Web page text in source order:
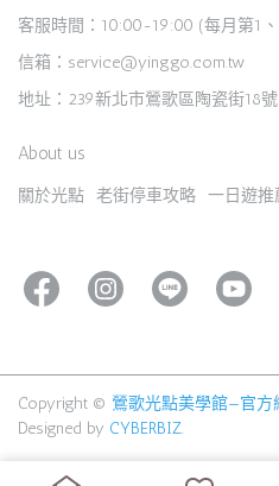
客服時間：10:00-19:00 (每月第1
信箱：service@yinggo.com.tw
地址：239新北市鶯歌區陶瓷街18號
About us
關於光點 老街停車攻略 一日遊推
Copyright © 鶯歌光點美學館—官方
Designed by CYBERBIZ.